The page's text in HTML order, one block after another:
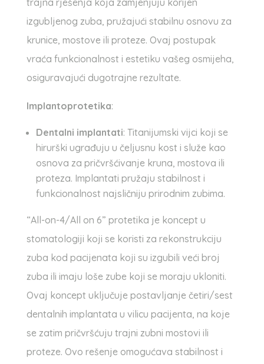
trajna rješenja koja zamjenjuju korijen
izgubljenog zuba, pružajući stabilnu osnovu za
krunice, mostove ili proteze. Ovaj postupak
vraća funkcionalnost i estetiku vašeg osmijeha,
osiguravajući dugotrajne rezultate.
Implantoprotetika:
Dentalni implantati: Titanijumski vijci koji se
hirurški ugrađuju u čeljusnu kost i služe kao
osnova za pričvršćivanje kruna, mostova ili
proteza. Implantati pružaju stabilnost i
funkcionalnost najsličniju prirodnim zubima.
“All-on-4/All on 6” protetika je koncept u
stomatologiji koji se koristi za rekonstrukciju
zuba kod pacijenata koji su izgubili veći broj
zuba ili imaju loše zube koji se moraju ukloniti.
Ovaj koncept uključuje postavljanje četiri/sest
dentalnih implantata u vilicu pacijenta, na koje
se zatim pričvršćuju trajni zubni mostovi ili
proteze. Ovo rešenje omogućava stabilnost i